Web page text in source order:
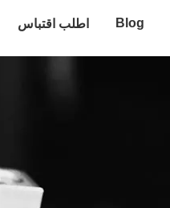
Blog اطلب اقتباس